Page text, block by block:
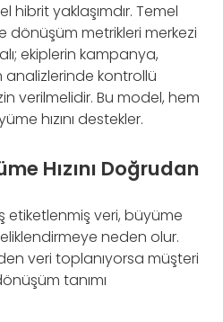
hibrit yaklaşımdır. Temel
dönüşüm metrikleri merkezi
ekiplerin kampanya,
analizlerinde kontrollü
verilmelidir. Bu model, hem
hızını destekler.
Hızını Doğrudan
etiketlenmiş veri, büyüme
neden olur.
veri toplanıyorsa müşteri
tanımı